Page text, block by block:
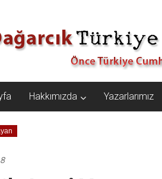
Hakkımızda Yazarlarımız